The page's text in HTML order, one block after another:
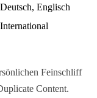
Deutsch, Englisch
International
Feinschliff
Content.